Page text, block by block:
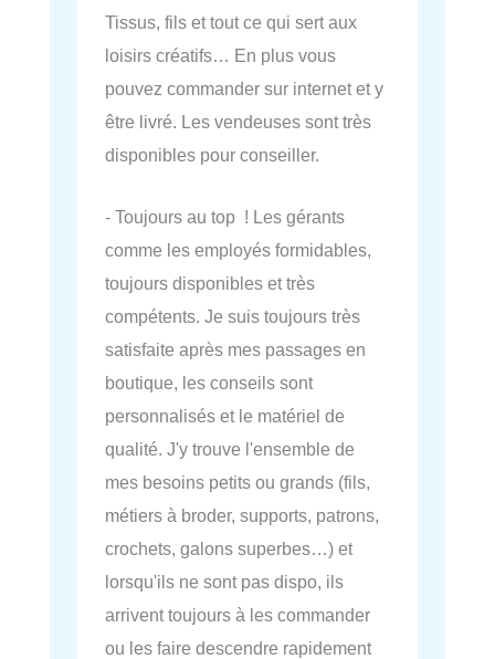
Tissus, fils et tout ce qui sert aux
loisirs créatifs… En plus vous
pouvez commander sur internet et y
être livré. Les vendeuses sont très
disponibles pour conseiller.
- Toujours au top ! Les gérants
comme les employés formidables,
toujours disponibles et très
compétents. Je suis toujours très
satisfaite après mes passages en
boutique, les conseils sont
personnalisés et le matériel de
qualité. J'y trouve l'ensemble de
mes besoins petits ou grands (fils,
métiers à broder, supports, patrons,
crochets, galons superbes…) et
lorsqu'ils ne sont pas dispo, ils
arrivent toujours à les commander
ou les faire descendre rapidement